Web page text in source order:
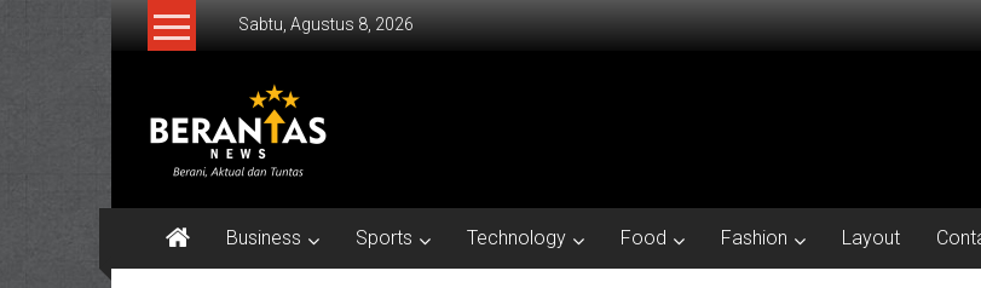
Lompat
Sabtu, Agustus 8, 2026
BERANTAS
NEWS
Tuntas.
Business Sports Technology Food Fashion Layout